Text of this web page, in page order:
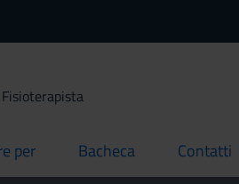
per Bacheca
current Contatti
current